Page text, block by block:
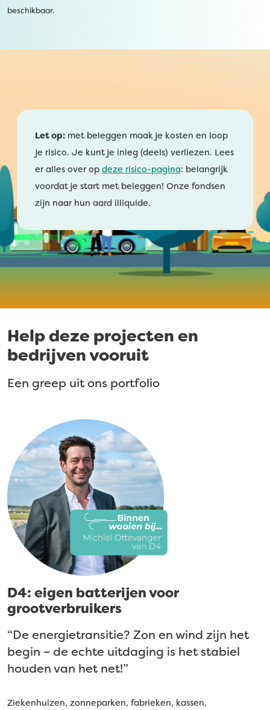
beschikbaar.
Let op: met beleggen maak je kosten en loop
je risico. Je kunt je inleg (deels) verliezen. Lees
er alles over op deze risico-pagina: belangrijk
voordat je start met beleggen! Onze fondsen
zijn naar hun aard illiquide.
Help deze projecten en
bedrijven vooruit
Een greep uit ons portfolio
D4: eigen batterijen voor
grootverbruikers
“De energietransitie? Zon en wind zijn het
begin – de echte uitdaging is het stabiel
houden van het net!”
Ziekenhuizen, zonneparken, fabrieken, kassen,